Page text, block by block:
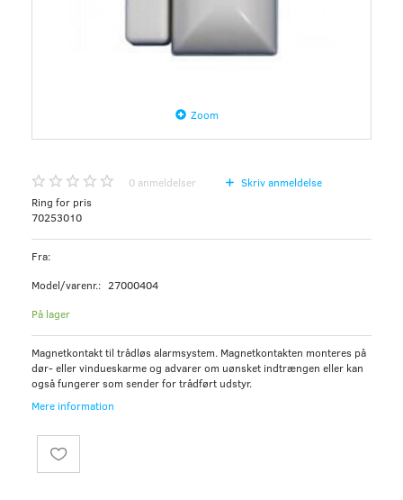
Zoom
0 anmeldelser
Skriv anmeldelse
Ring for pris
70253010
Fra:
Model/varenr.: 27000404
På lager
Magnetkontakt til trådløs alarmsystem. Magnetkontakten monteres på
dør- eller vindueskarme og advarer om uønsket indtrængen eller kan
også fungerer som sender for trådført udstyr.
Mere information